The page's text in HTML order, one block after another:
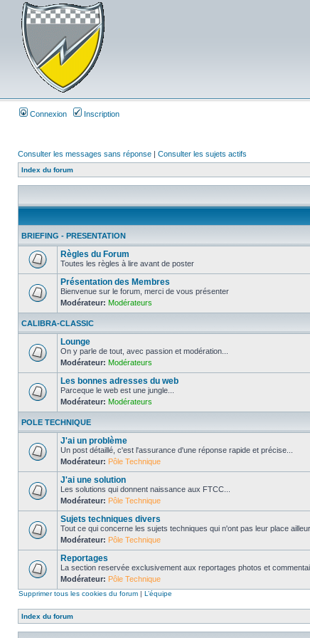
Connexion Inscription
Consulter les messages sans réponse | Consulter les sujets actifs
Index du forum
BRIEFING - PRESENTATION
Règles du Forum
Toutes les règles à lire avant de poster
Présentation des Membres
Bienvenue sur le forum, merci de vous présenter
Modérateur: Modérateurs
CALIBRA-CLASSIC
Lounge
On y parle de tout, avec passion et modération...
Modérateur: Modérateurs
Les bonnes adresses du web
Parceque le web est une jungle...
Modérateur: Modérateurs
POLE TECHNIQUE
J'ai un problème
Un post détaillé, c'est l'assurance d'une réponse rapide et précise...
Modérateur: Pôle Technique
J'ai une solution
Les solutions qui donnent naissance aux FTCC...
Modérateur: Pôle Technique
Sujets techniques divers
Tout ce qui concerne les sujets techniques qui n'ont pas leur place
Modérateur: Pôle Technique
Reportages
La section reservée exclusivement aux reportages photos et
Modérateur: Pôle Technique
Supprimer tous les cookies du forum | L’équipe
Index du forum